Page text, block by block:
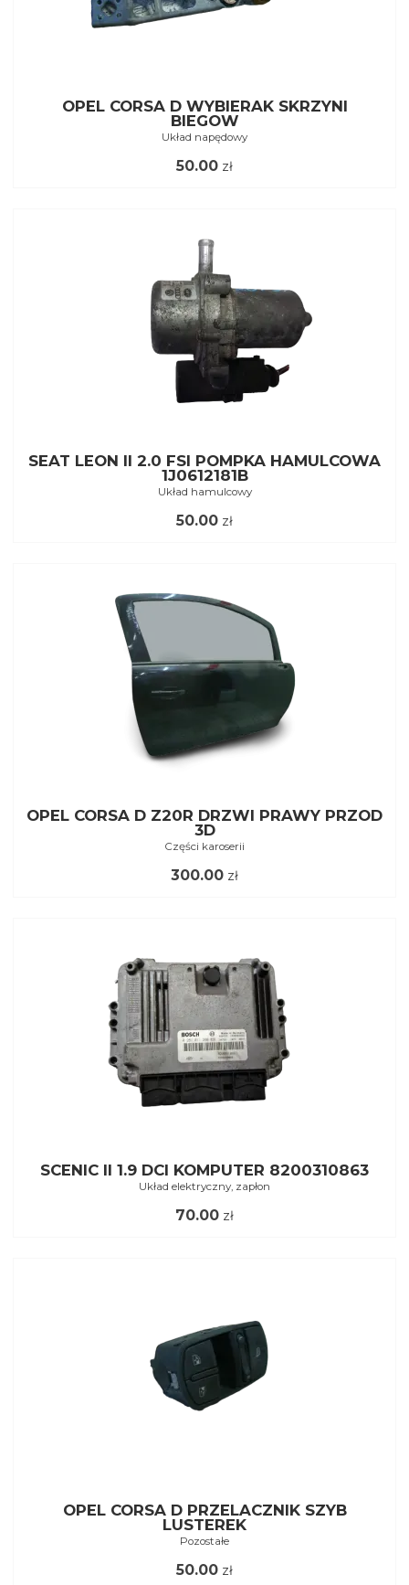
OPEL CORSA D WYBIERAK SKRZYNI
BIEGOW
Układ napędowy
50.00 zł
SEAT LEON II 2.0 FSI POMPKA HAMULCOWA
1J0612181B
Układ hamulcowy
50.00 zł
OPEL CORSA D Z20R DRZWI PRAWY PRZOD
3D
Części karoserii
300.00 zł
SCENIC II 1.9 DCI KOMPUTER 8200310863
Układ elektryczny, zapłon
70.00 zł
OPEL CORSA D PRZELACZNIK SZYB
LUSTEREK
Pozostałe
50.00 zł